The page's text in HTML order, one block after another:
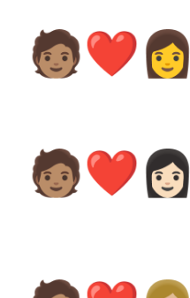
🧑🏽‍❤️‍👩
🧑🏽‍❤️‍👩🏻